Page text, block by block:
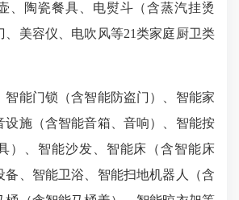
、陶瓷餐具、电熨斗（含蒸汽挂烫
、美容仪、电吹风等21类家庭厨卫类
能门锁（含智能防盗门）、智能家
设施（含智能音箱、音响）、智能按
）、智能沙发、智能床（含智能床
备、智能卫浴、智能扫地机器人（含